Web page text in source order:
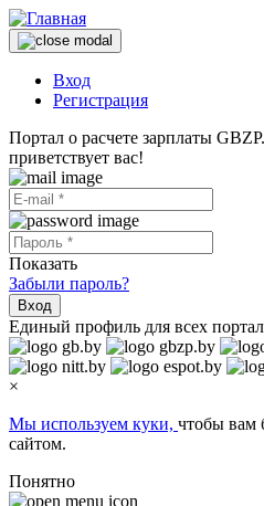
Вход
Регистрация
Портал о расчете зарплаты
приветствует вас!
Показать
Забыли пароль?
Вход
Единый профиль для всех
×
Мы используем куки, чтобы вам
сайтом.
Понятно